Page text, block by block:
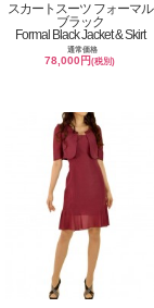
スカートスーツ フォーマル
ブラック
Formal Black Jacket & Skirt
通常価格
78,000円(税別)